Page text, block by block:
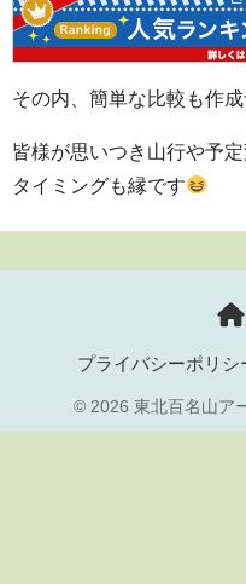
その内、簡単な比較も作成
皆様が思いつき山行や予
タイミングも縁です
プライバシーポリシ
© 2026 東北百名山ア